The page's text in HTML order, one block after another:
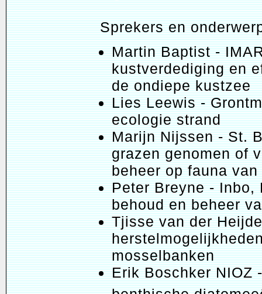
Sprekers en
Martin Baptist -
kustverdediging en
de ondiepe kustzee
Lies Leewis -
ecologie strand
Marijn Nijssen - St.
grazen genomen of
beheer op fauna
Peter Breyne -
behoud en beheer
Tjisse van der
mosselbanken
Erik Boschker NIOZ